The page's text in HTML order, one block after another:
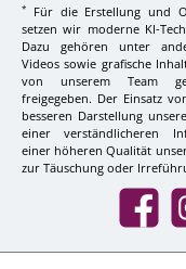
*
Für die Erstellung und
setzen wir moderne KI-
Dazu gehören unter
Videos sowie grafische
von unserem Team
freigegeben. Der Einsatz
besseren Darstellung
einer verständlicheren
einer höheren Qualität
zur Täuschung oder
Facebook